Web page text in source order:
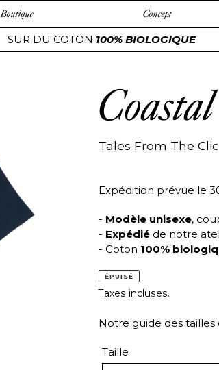
Boutique Concept
SUR DU COTON100% BIOLOGIQUE
Tales From The
Expédition prévue le
- Modèle unisexe,
- Expédié de notre
- Coton 100%
ÉPUISÉ
Taxes incluses.
Notre guide des tailles
Taille